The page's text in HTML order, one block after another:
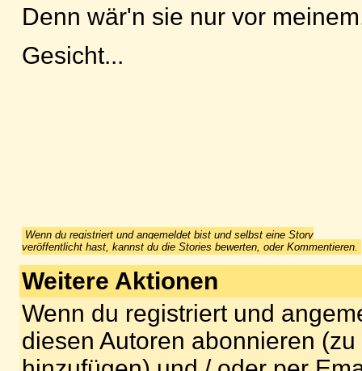
Denn wär'n sie nur vor
Gesicht...
Wenn du registriert und angemeldet bist und selbst eine Story
veröffentlicht hast, kannst du die Stories bewerten, oder Kommentieren.
Weitere Aktionen
Wenn du registriert und
diesen Autoren abonnieren